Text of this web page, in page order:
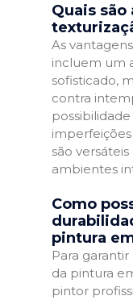
Quais são
As
incluem um
sofisticado,
contra
imperfeições
são
ambientes
Como
pintura
Para
da pintura
pintor